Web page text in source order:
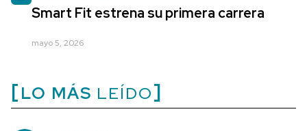
Smart Fit estrena su primera carrera
mayo 5, 2026
LO MÁS LEÍDO